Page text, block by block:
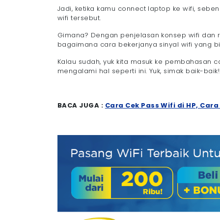
Jadi, ketika kamu connect laptop ke wifi,
wifi tersebut.
Gimana? Dengan penjelasan konsep wifi
bagaimana cara bekerjanya sinyal wifi yang
Kalau sudah, yuk kita masuk ke pembahasan
mengalami hal seperti ini. Yuk, simak baik-baik!
BACA JUGA : Cara Cek Pass Wifi di HP,